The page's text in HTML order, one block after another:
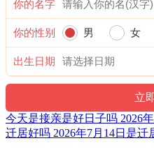
宜：修造 盖屋 移徙 安床 入
订婚 嫁娶 进人口
忌：
3时-5时 丙寅时： 沖猴 煞北
宜：合嵴 嫁娶 修造 安葬
忌：祭祀 祈福 斋醮 酬神
你的名字
你的性别 男 女
出生日期
今天是接亲是好日子吗 2026
迁居好吗 2026年7月14日是迁